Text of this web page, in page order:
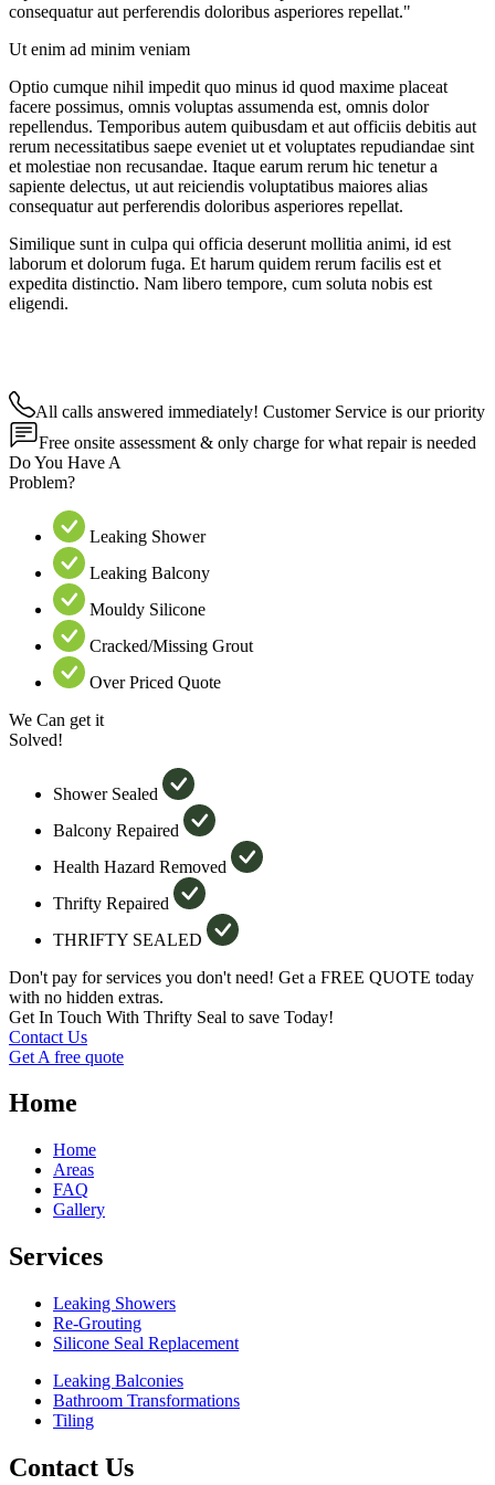
consequatur aut perferendis doloribus asperiores repellat."
Ut enim ad minim veniam
Optio cumque nihil impedit quo minus id quod maxime placeat
facere possimus, omnis voluptas assumenda est, omnis dolor
repellendus. Temporibus autem quibusdam et aut officiis debitis aut
rerum necessitatibus saepe eveniet ut et voluptates repudiandae sint
et molestiae non recusandae. Itaque earum rerum hic tenetur a
sapiente delectus, ut aut reiciendis voluptatibus maiores alias
consequatur aut perferendis doloribus asperiores repellat.
Similique sunt in culpa qui officia deserunt mollitia animi, id est
laborum et dolorum fuga. Et harum quidem rerum facilis est et
expedita distinctio. Nam libero tempore, cum soluta nobis est
eligendi.
All calls answered immediately! Customer Service is our priority
Free onsite assessment & only charge for what repair is needed
Do You Have A
Problem?
Leaking Shower
Leaking Balcony
Mouldy Silicone
Cracked/Missing Grout
Over Priced Quote
We Can get it
Solved!
Shower Sealed
Balcony Repaired
Health Hazard Removed
Thrifty Repaired
THRIFTY SEALED
Don't pay for services you don't need! Get a FREE QUOTE today
with no hidden extras.
Get In Touch With Thrifty Seal to save Today!
Contact Us
Get A free quote
Home
Home
Areas
FAQ
Gallery
Services
Leaking Showers
Re-Grouting
Silicone Seal Replacement
Leaking Balconies
Bathroom Transformations
Tiling
Contact Us